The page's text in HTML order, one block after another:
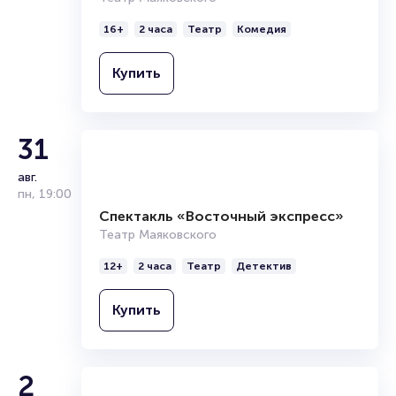
Подробнее о том, как вернуть, сдать или продать билет
Брокерам
Спектакль «Повод остаться»
16+ 2 часа
31
Спектакль «Восточный экспресс»
Театр Маяковского